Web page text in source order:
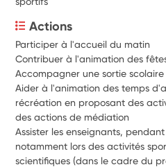
Actions
Participer à l'accueil du matin
Contribuer à l'animation des
Accompagner une sortie scolaire
Aider à l'animation des temps
récréation en proposant des
des actions de médiation
Assister les enseignants,
notamment lors des activités
scientifiques (dans le cadre du